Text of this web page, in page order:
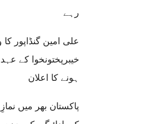
رہے
علی امین گنڈاپور کا
خیبرپختونخوا کے
ہونے کا اعلان
پاکستان بھر میں